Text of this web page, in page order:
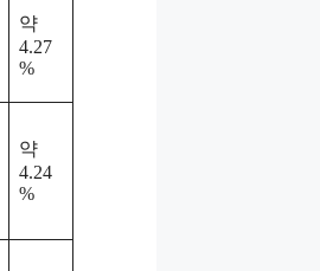
약
4.27
%
약
4.24
%